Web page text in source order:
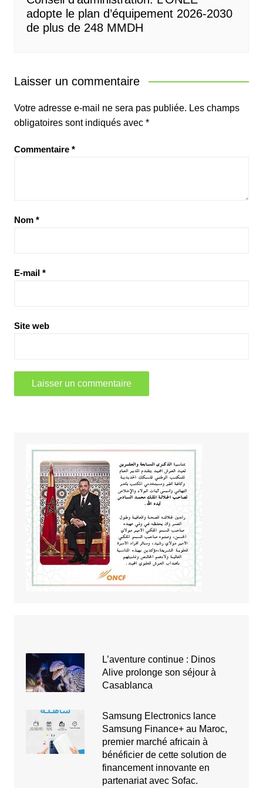
adopte le plan d’équipement 2026-2030
de plus de 248 MMDH
Laisser un commentaire
Votre adresse e-mail ne sera pas publiée. Les champs
obligatoires sont indiqués avec *
Commentaire *
Nom *
E-mail *
Site web
L’aventure continue : Dinos
Alive prolonge son séjour à
Casablanca
Samsung Electronics lance
Samsung Finance+ au Maroc,
premier marché africain à
bénéficier de cette solution de
financement innovante en
partenariat avec Sofac.